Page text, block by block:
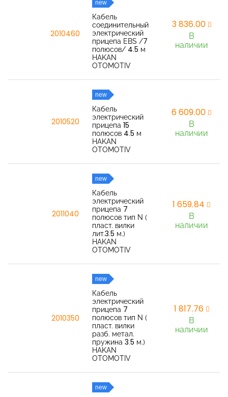
2010460
new
Кабель
соединительный
электрический
прицепа EBS /7
полюсов/ 4.5 м
HAKAN
OTOMOTIV
3 836,00
В
наличии
2010520
new
Кабель
электрический
прицепа 15
полюсов 4.5 м
HAKAN
OTOMOTIV
6 609,00
В
наличии
2011040
new
Кабель
электрический
прицепа 7
полюсов тип N (
пласт. вилки
лит.3.5 м.)
HAKAN
OTOMOTIV
1 659,84
В
наличии
2010350
new
Кабель
электрический
прицепа 7
полюсов тип N (
пласт. вилки
разб. метал.
пружина 3.5 м.)
HAKAN
OTOMOTIV
1 817,76
В
наличии
new